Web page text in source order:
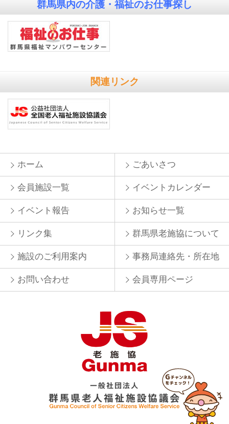
群馬県内の介護・福祉のお仕事探し
関連リンク
ホーム ごあいさつ
会員施設一覧 イベントカレンダー
イベント報告 お知らせ一覧
リンク集 群馬県老施協について
施設のご利用案内 事務局連絡先・所在地
お問い合わせ 会員専用ページ